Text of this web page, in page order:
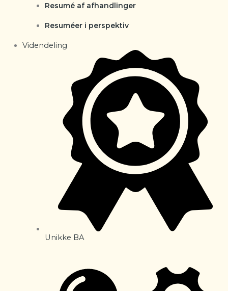
Resumé af afhandlinger
Resuméer i perspektiv
Videndeling
Unikke BA